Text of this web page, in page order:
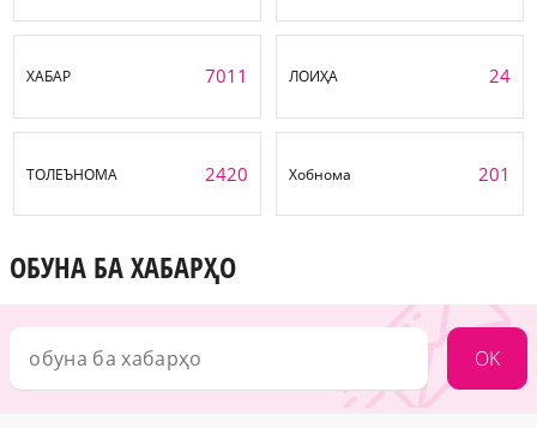
ХАБАР 7011 ЛОИҲА 24
ТОЛЕЪНОМА 2420 Хобнома 201
ОБУНА БА ХАБАРҲО
OK